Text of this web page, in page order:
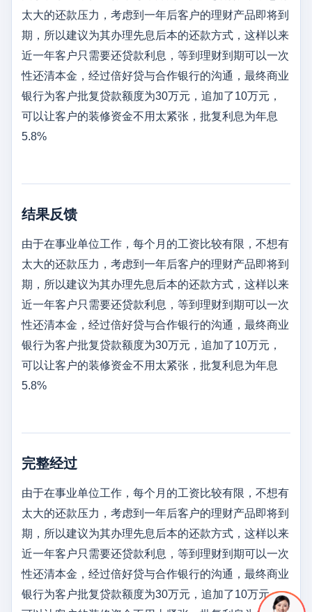
太大的还款压力，考虑到一年后客户的理财产品即将到
期，所以建议为其办理先息后本的还款方式，这样以来
近一年客户只需要还贷款利息，等到理财到期可以一次
性还清本金，经过倍好贷与合作银行的沟通，最终商业
银行为客户批复贷款额度为30万元，追加了10万元，
可以让客户的装修资金不用太紧张，批复利息为年息
5.8%
结果反馈
由于在事业单位工作，每个月的工资比较有限，不想有
太大的还款压力，考虑到一年后客户的理财产品即将到
期，所以建议为其办理先息后本的还款方式，这样以来
近一年客户只需要还贷款利息，等到理财到期可以一次
性还清本金，经过倍好贷与合作银行的沟通，最终商业
银行为客户批复贷款额度为30万元，追加了10万元，
可以让客户的装修资金不用太紧张，批复利息为年息
5.8%
完整经过
由于在事业单位工作，每个月的工资比较有限，不想有
太大的还款压力，考虑到一年后客户的理财产品即将到
期，所以建议为其办理先息后本的还款方式，这样以来
近一年客户只需要还贷款利息，等到理财到期可以一次
性还清本金，经过倍好贷与合作银行的沟通，最终商业
银行为客户批复贷款额度为30万元，追加了10万元，